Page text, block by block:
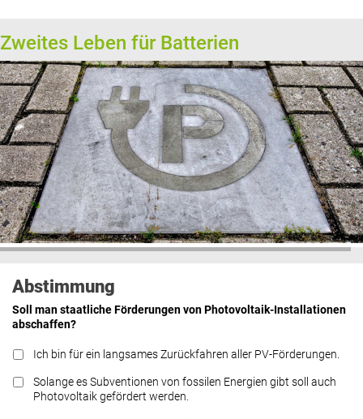
Zweites Leben für Batterien
Abstimmung
Soll man staatliche Förderungen von Photovoltaik-Installationen
abschaffen?
Ich bin für ein langsames Zurückfahren aller PV-Förderungen.
Solange es Subventionen von fossilen Energien gibt soll auch
Photovoltaik gefördert werden.